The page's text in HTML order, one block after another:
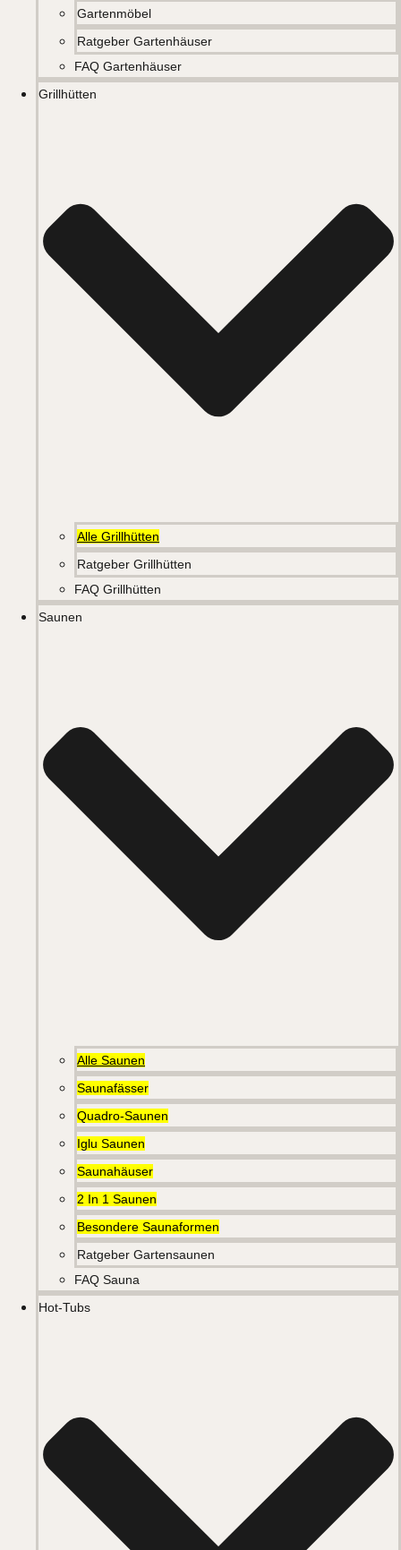
Gartenmöbel
Ratgeber Gartenhäuser
FAQ Gartenhäuser
Grillhütten
Alle Grillhütten
Ratgeber Grillhütten
FAQ Grillhütten
Saunen
Alle Saunen
Saunafässer
Quadro-Saunen
Iglu Saunen
Saunahäuser
2 In 1 Saunen
Besondere Saunaformen
Ratgeber Gartensaunen
FAQ Sauna
Hot-Tubs